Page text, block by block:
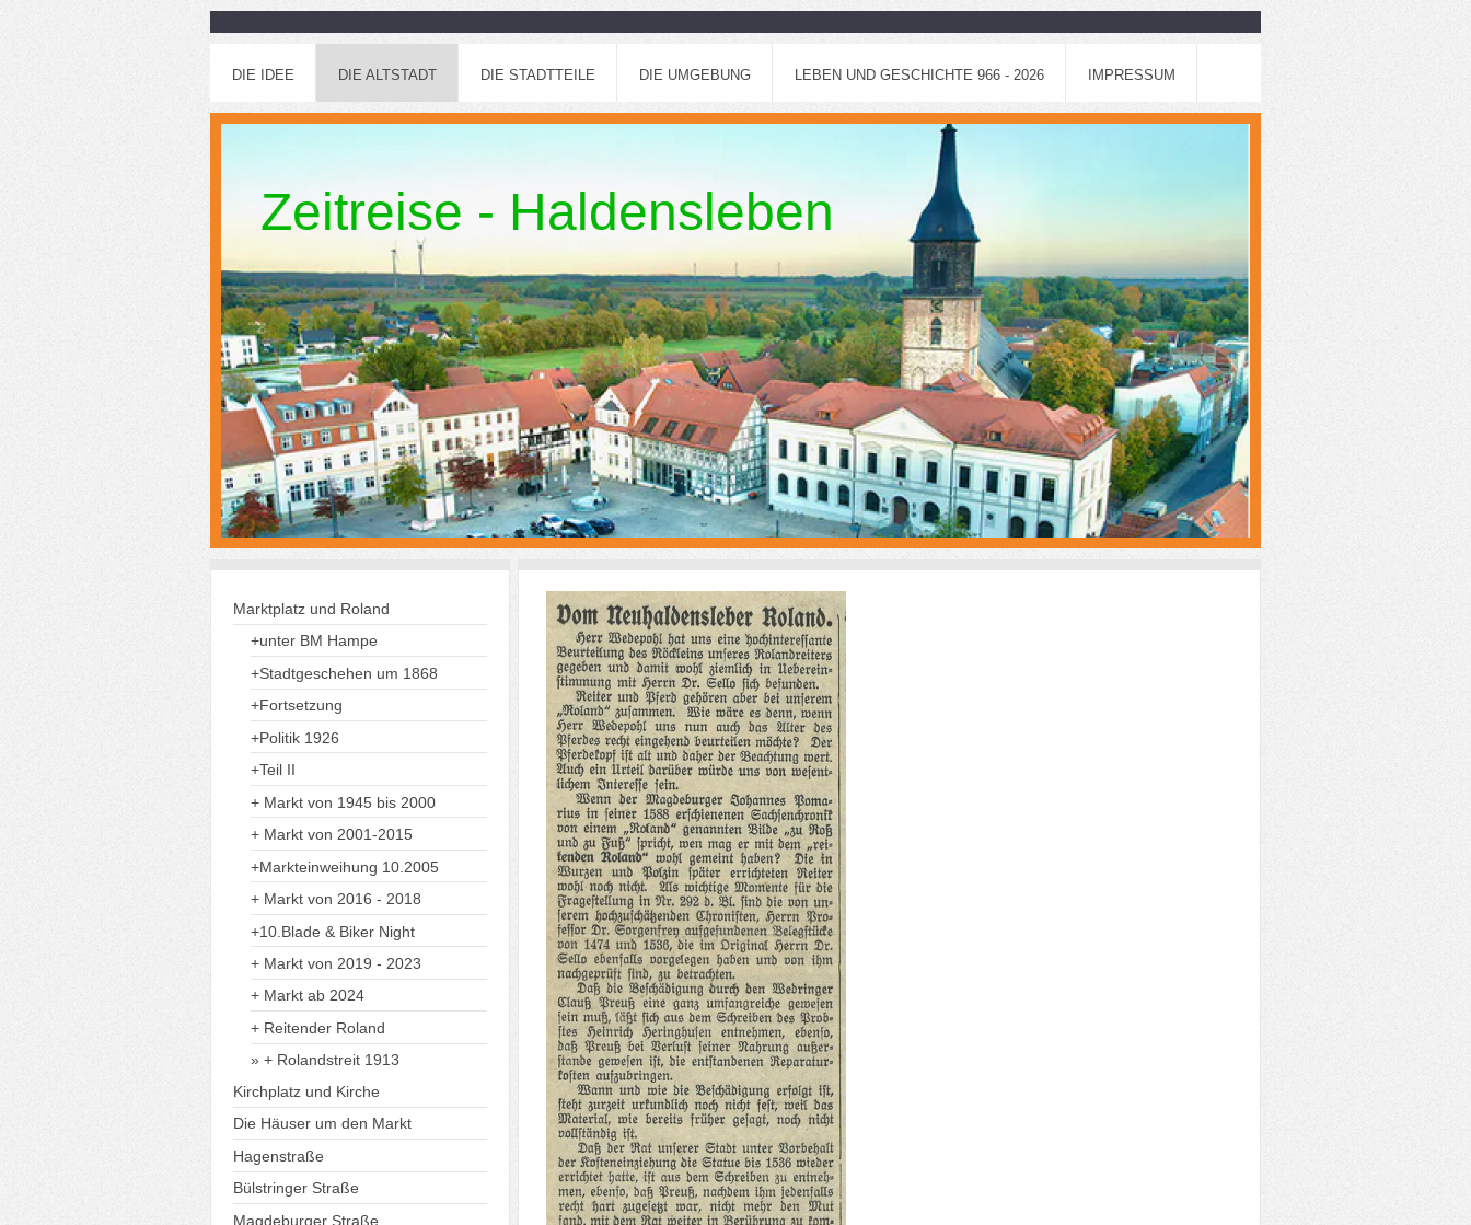
DIE IDEE DIE ALTSTADT DIE STADTTEILE DIE UMGEBUNG LEBEN UND GESCHICHTE 966 - 2026 IMPRESSUM
Zeitreise - Haldensleben
Marktplatz und Roland
+unter BM Hampe
+Stadtgeschehen um 1868
+Fortsetzung
+Politik 1926
+Teil II
+ Markt von 1945 bis 2000
+ Markt von 2001-2015
+Markteinweihung 10.2005
+ Markt von 2016 - 2018
+10.Blade & Biker Night
+ Markt von 2019 - 2023
+ Markt ab 2024
+ Reitender Roland
+ Rolandstreit 1913
Kirchplatz und Kirche
Die Häuser um den Markt
Hagenstraße
Bülstringer Straße
Magdeburger Straße